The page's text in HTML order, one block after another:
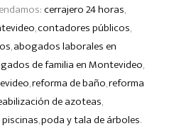
cerrajero 24 horas
,contadores públicos
,abogados laborales en
de familia en Montevideo
,reforma de baño,reforma
de azoteas
,poda y tala de árboles.